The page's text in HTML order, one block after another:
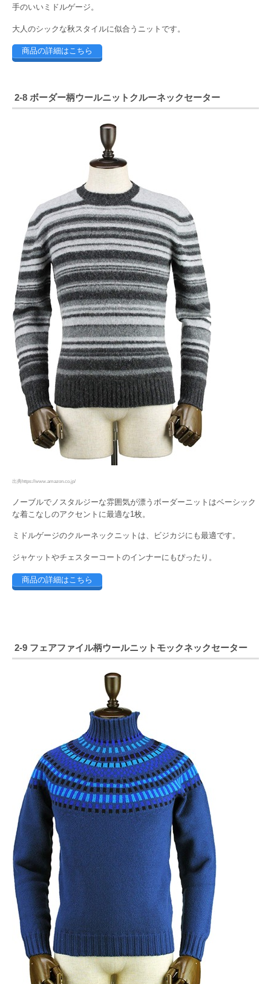
手のいいミドルゲージ。
大人のシックな秋スタイルに似合うニットです。
商品の詳細はこちら
2-8 ボーダー柄ウールニットクルーネックセーター
出典https://www.amazon.co.jp/
ノーブルでノスタルジーな雰囲気が漂うボーダーニットはベーシック
な着こなしのアクセントに最適な1枚。
ミドルゲージのクルーネックニットは、ビジカジにも最適です。
ジャケットやチェスターコートのインナーにもぴったり。
商品の詳細はこちら
2-9 フェアファイル柄ウールニットモックネックセーター